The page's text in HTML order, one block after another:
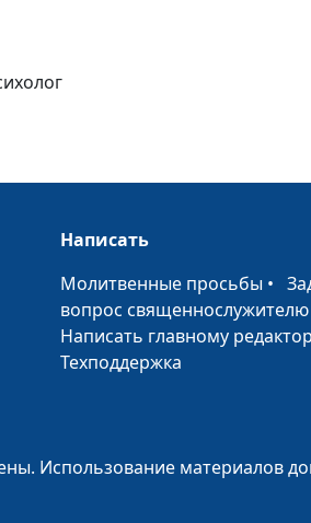
Написать
Молитвенные просьбы •
вопрос священнослужителю
Написать главному
Техподдержка
Использование материалов